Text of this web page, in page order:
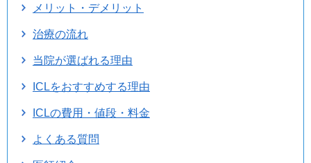
メリット・デメリット
治療の流れ
当院が選ばれる理由
ICLをおすすめする理由
ICLの費用・値段・料金
よくある質問